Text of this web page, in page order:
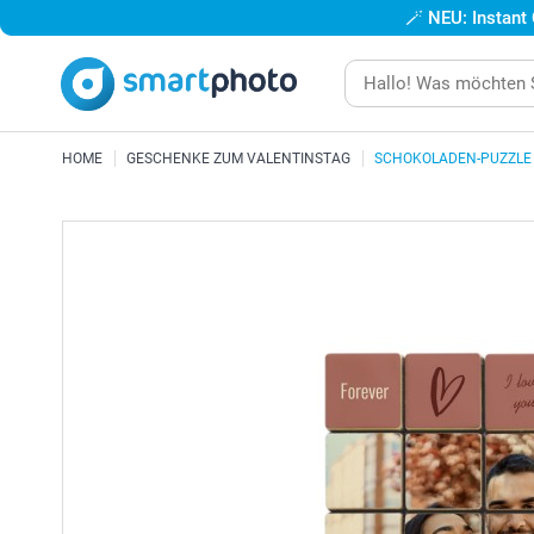
🪄 NEU:
HOME GESCHENKE ZUM VALENTINSTAG SCHOKOLADEN-PUZZLE